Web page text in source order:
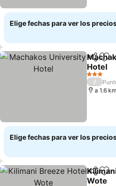
Elige fechas para ver los
Hotel
3 Estrellas
/
a 1.6
Elige fechas para ver los
Wote